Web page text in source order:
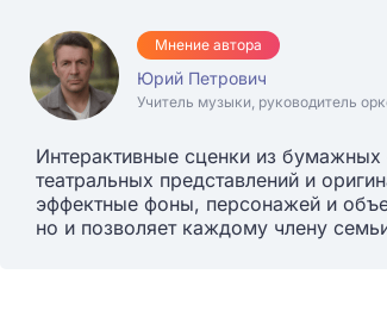
Мнение автора
Юрий Петрович
Учитель музыки, руководитель
Интерактивные сценки из
театральных представлений и
эффектные фоны, персонажей и
но и позволяет каждому члену